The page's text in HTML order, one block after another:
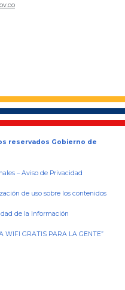
reservados Gobierno de
–Aviso de Privacidad
de uso sobre los contenidos
de la Información
WIFI GRATIS PARA LA GENTE”